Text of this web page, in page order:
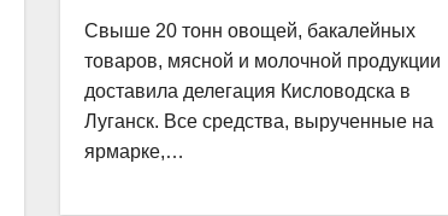
Свыше 20 тонн овощей, бакалейных
товаров, мясной и молочной продукции
доставила делегация Кисловодска в
Луганск. Все средства, вырученные на
ярмарке,…